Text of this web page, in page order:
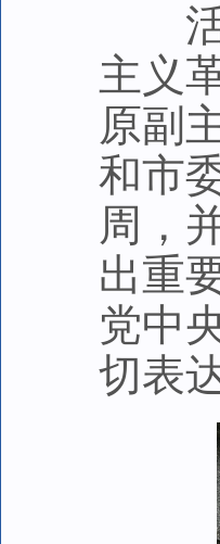
活
主义
原副
和市
周，
出重
党中
切表